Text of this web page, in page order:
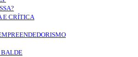
E CRÍTICA
BALDE